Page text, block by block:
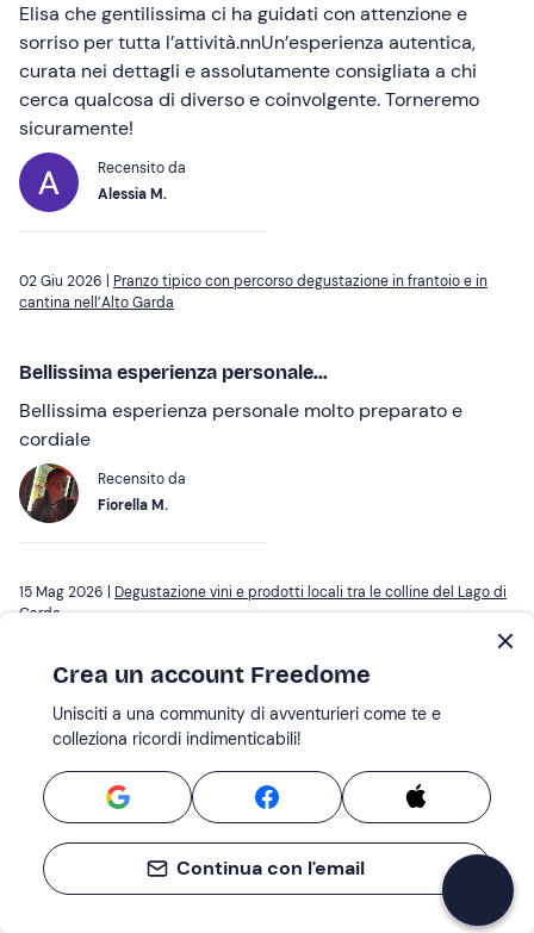
Elisa che gentilissima ci ha guidati con attenzione e
sorriso per tutta l’attività.nnUn’esperienza autentica,
curata nei dettagli e assolutamente consigliata a chi
cerca qualcosa di diverso e coinvolgente. Torneremo
sicuramente!
Recensito da
Alessia M.
02 Giu 2026 | Pranzo tipico con percorso degustazione in frantoio e in
cantina nell’Alto Garda
Bellissima esperienza personale...
Bellissima esperienza personale molto preparato e
cordiale
Recensito da
Fiorella M.
15 Mag 2026 | Degustazione vini e prodotti locali tra le colline del Lago di
Garda
Tenuta e vini signorili
Ottime spiegazioni sulla preparazione e invecchiamento
dei vini. Assaggiati 5 vini differenti, tutti buoni
comunque. Cibo d'accompagnamento buono ma
migliorabile.
Recensito da
Stefano S.
Crea un account Freedome
Unisciti a una community di avventurieri come te e
colleziona ricordi indimenticabili!
Continua con l'email